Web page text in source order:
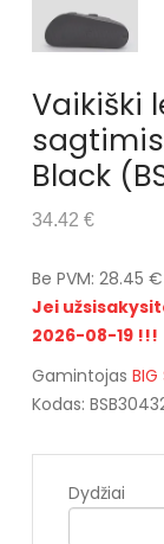
Vaikiški
sagtimis
Black
34.42 €
Be PVM: 28.45 €
Jei
2026-08-19 !!!
Gamintojas BIG
Kodas:
Dydžiai